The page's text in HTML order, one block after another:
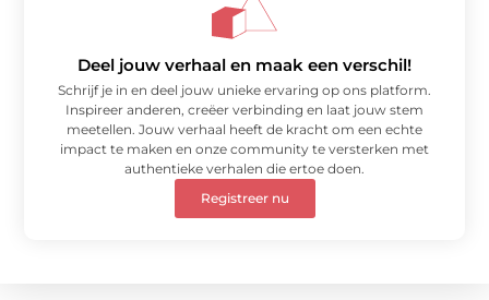
Deel jouw verhaal en maak een verschil!
Schrijf je in en deel jouw unieke ervaring op ons platform.
Inspireer anderen, creëer verbinding en laat jouw stem
meetellen. Jouw verhaal heeft de kracht om een echte
impact te maken en onze community te versterken met
authentieke verhalen die ertoe doen.
Registreer nu